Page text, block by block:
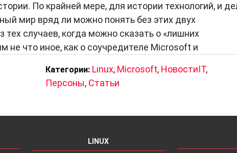
за внимание пользователя буквально
— ключ к успеху. В то же время технологические
стандарты и ожидания, к которым стремятся
и человеко-ориентированных технологий.
По крайней мере, для истории технологий, и
мир вряд ли можно понять без этих двух
случаев, когда можно сказать о «лишних
не что иное, как о соучредителе Microsoft и
Категории: Linux, Microsoft, НовостиIT,
Персоны, Статьи
LINUX